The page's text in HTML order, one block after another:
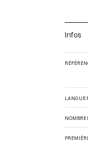
Infos
LANGUE
NOMBRE